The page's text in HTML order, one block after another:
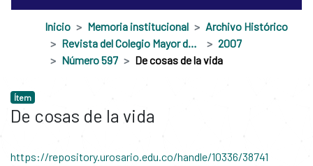
Inicio Memoria institucional
Archivo Histórico
Revista del Colegio Mayor de Nuestra Señora del Rosario
2007
Número 597
De cosas de la vida
Ítem
De cosas de la vida
https://repository.urosario.edu.co/handle/10336/38741